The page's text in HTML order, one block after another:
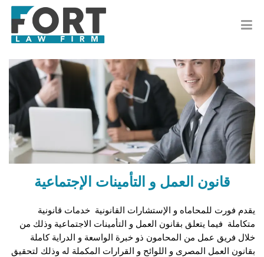
قانون العمل و التأمينات الإجتماعية
يقدم فورت للمحاماه و الإستشارات القانونية خدمات قانونية
متكاملة فيما يتعلق بقانون العمل و التأمينات الاجتماعية وذلك من
خلال فريق عمل من المحامون ذو خبرة الواسعة و الدراية كاملة
بقانون العمل المصرى و اللوائح و القرارات المكملة له وذلك لتحقيق